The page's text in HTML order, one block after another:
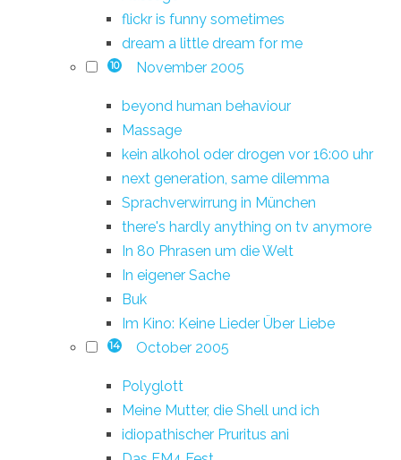
flickr is funny sometimes
dream a little dream for me
10 November 2005
beyond human behaviour
Massage
kein alkohol oder drogen vor 16:00 uhr
next generation, same dilemma
Sprachverwirrung in München
there's hardly anything on tv anymore
In 80 Phrasen um die Welt
In eigener Sache
Buk
Im Kino: Keine Lieder Über Liebe
14 October 2005
Polyglott
Meine Mutter, die Shell und ich
idiopathischer Pruritus ani